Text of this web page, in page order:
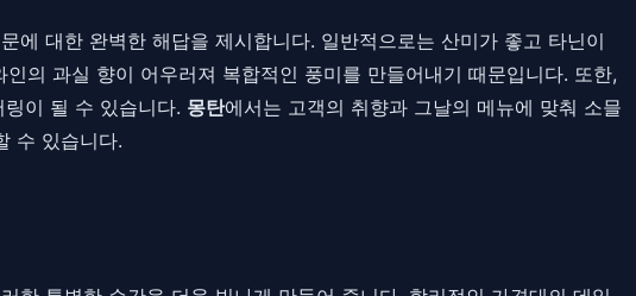
에 대한 완벽한 해답을 제시합니다. 일반적으로는 산미가 좋고 타닌이
의 과실 향이 어우러져 복합적인 풍미를 만들어내기 때문입니다. 또한,
이 될 수 있습니다. 몽탄에서는 고객의 취향과 그날의 메뉴에 맞춰 소믈
수 있습니다.